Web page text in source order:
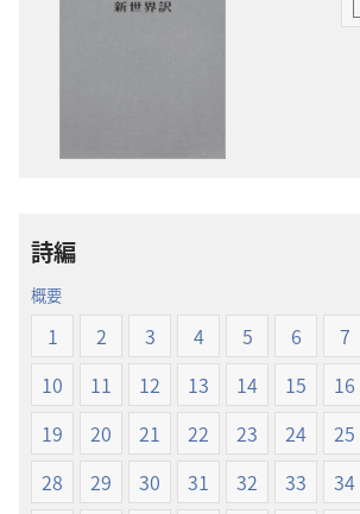
詩編
概要
1 2 3 4 5 6 7
10
11 12 13 14 15 16
19
20 21 22 23 24 25
28
29 30 31 32 33 34